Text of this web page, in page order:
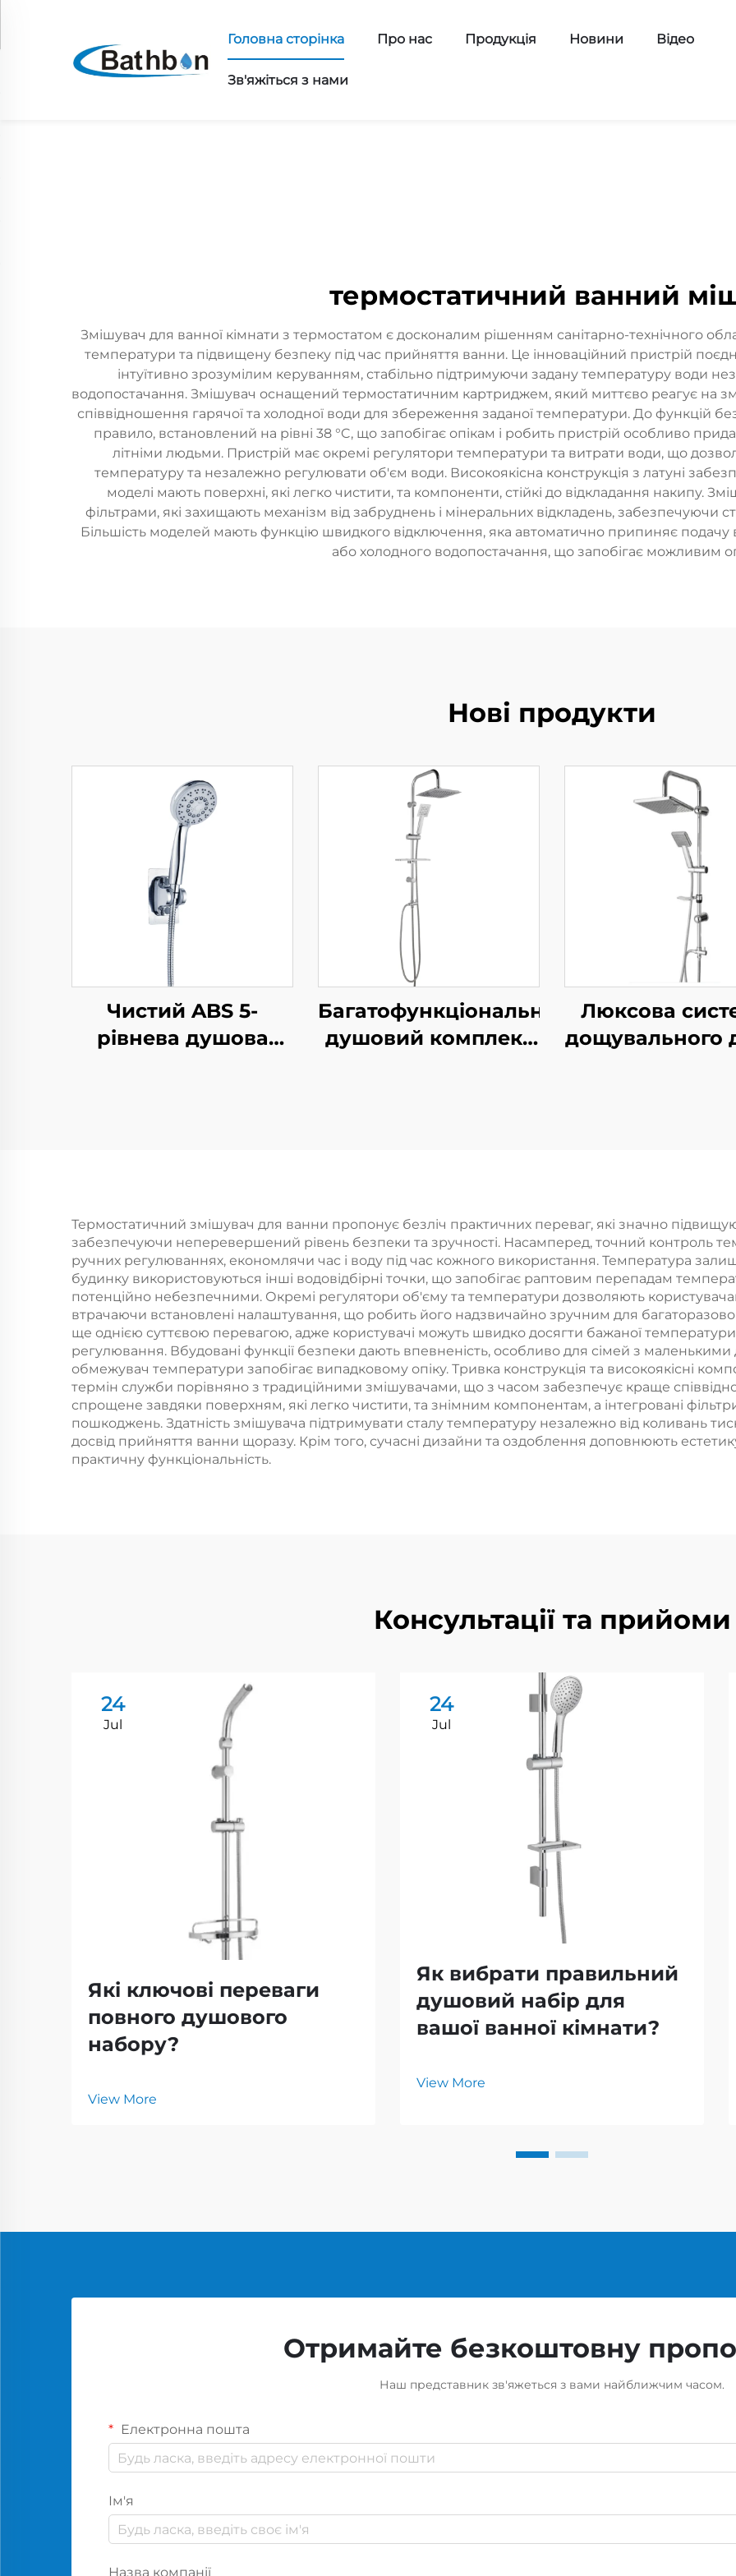
Головна сторінка Про нас Продукція Новини Відео
Зв'яжіться з нами
термостатичний ванний
Змішувач для ванної кімнати з термостатом є досконалим рішенням санітарно-технічного
температури та підвищену безпеку під час прийняття ванни. Це інноваційний пристрій
інтуїтивно зрозумілим керуванням, стабільно підтримуючи задану температуру води
водопостачання. Змішувач оснащений термостатичним картриджем, який миттєво реагує на
співвідношення гарячої та холодної води для збереження заданої температури. До функцій
правило, встановлений на рівні 38 °C, що запобігає опікам і робить пристрій особливо
літніми людьми. Пристрій має окремі регулятори температури та витрати води, що
температуру та незалежно регулювати об'єм води. Високоякісна конструкція з латуні
моделі мають поверхні, які легко чистити, та компоненти, стійкі до відкладання накипу.
фільтрами, які захищають механізм від забруднень і мінеральних відкладень, забезпечуючи
Більшість моделей мають функцію швидкого відключення, яка автоматично припиняє подачу
або холодного водопостачання, що запобігає можливим
Нові продукти
Чистий ABS 5-
рівнева душова
антизабивна
розсипь для
легкого
прибирання
Багатофункціональний
душовий комплект
Люксова
дощувального
Термостатичний змішувач для ванни пропонує безліч практичних переваг, які значно
забезпечуючи неперевершений рівень безпеки та зручності. Насамперед, точний контроль
ручних регулюваннях, економлячи час і воду під час кожного використання. Температура
будинку використовуються інші водовідбірні точки, що запобігає раптовим перепадам
потенційно небезпечними. Окремі регулятори об'єму та температури дозволяють
втрачаючи встановлені налаштування, що робить його надзвичайно зручним для
ще однією суттєвою перевагою, адже користувачі можуть швидко досягти бажаної
регулювання. Вбудовані функції безпеки дають впевненість, особливо для сімей з
обмежувач температури запобігає випадковому опіку. Тривка конструкція та високоякісні
термін служби порівняно з традиційними змішувачами, що з часом забезпечує краще
спрощене завдяки поверхням, які легко чистити, та знімним компонентам, а інтегровані
пошкоджень. Здатність змішувача підтримувати сталу температуру незалежно від коливань
досвід прийняття ванни щоразу. Крім того, сучасні дизайни та оздоблення доповнюють
практичну функціональність.
Консультації та прийоми
24
Jul
Які ключові переваги
повного душового
набору?
View More
24
Jul
Як вибрати правильний
душовий набір для
вашої ванної кімнати?
View More
Отримайте безкоштовну
Наш представник зв'яжеться з вами найближчим часом.
Електронна пошта
Ім'я
Назва компанії